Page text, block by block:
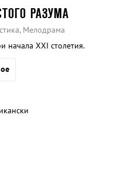
РАЗУМА
Мелодрама
начала ХХI столетия.